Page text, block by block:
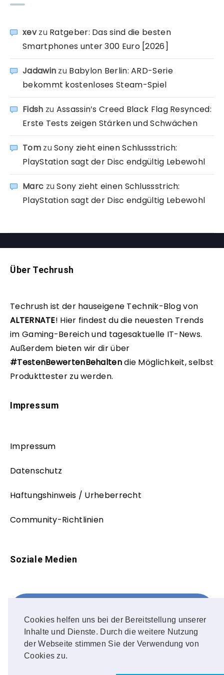
Cookies helfen uns bei der Bereitstellung unserer
Inhalte und Dienste. Durch die weitere Nutzung
der Webseite stimmen Sie der Verwendung von
Cookies zu.
xevzu Ratgeber: Das sind die besten
Smartphones unter 300 Euro [2026]
Jadawin zu Babylon Berlin: ARD-Serie
bekommt kostenloses Steam-Spiel
Fidsh zu Assassin’s Creed Black Flag Resynced:
Erste Tests zeigen Stärken und Schwächen
TomzuSony zieht einen Schlussstrich:
PlayStation sagt der Disc endgültig Lebewohl
Marc zuSony zieht einen Schlussstrich:
PlayStation sagt der Disc endgültig Lebewohl
Über Techrush
Techrush ist der hauseigene Technik-Blog von
ALTERNATE! Hier findest du die neuesten Trends
im Gaming-Bereich und tagesaktuelle IT-News.
Außerdem bieten wir dir über
#TestenBewertenBehaltendie Möglichkeit, selbst
Produkttester zu werden.
Impressum
Impressum
Datenschutz
Haftungshinweis / Urheberrecht
Community-Richtlinien
Soziale Medien
FOLLOW ME!
Instagram
OUR PHOTOS!